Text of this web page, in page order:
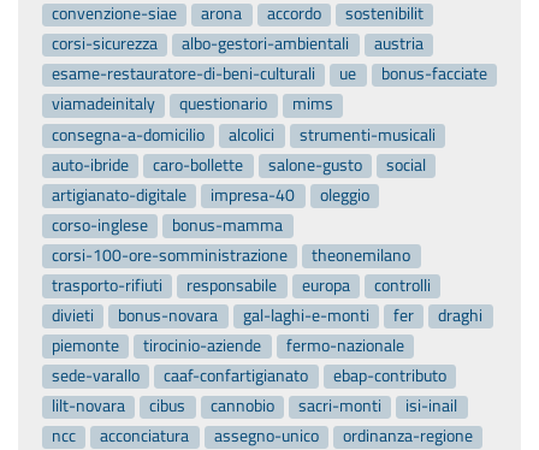
convenzione-siae
arona accordo
sostenibilit
corsi-sicurezza
albo-gestori-ambientali
austria
esame-restauratore-di-beni-culturali
ue
bonus-facciate
viamadeinitaly
questionario
mims
consegna-a-domicilio
alcolici
strumenti-musicali
auto-ibride
caro-bollette salone-gusto
social
artigianato-digitale
impresa-40
oleggio
corso-inglese
bonus-mamma
corsi-100-ore-somministrazione
theonemilano
trasporto-rifiuti
responsabile europa
controlli
divieti
bonus-novara gal-laghi-e-monti fer
draghi
piemonte
tirocinio-aziende
fermo-nazionale
sede-varallo
caaf-confartigianato
ebap-contributo
lilt-novara
cibus cannobio sacri-monti
isi-inail
ncc
acconciatura assegno-unico
ordinanza-regione